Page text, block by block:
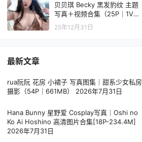
贝贝琪 Becky 黑发豹纹 主题
写真＋视频合集（25P｜1V｜1
62MB）
25年12月31日
最新文章
rua阮阮 花房 小裙子 写真图集｜甜系少女私房
摄影（54P｜661MB）
2026年7月31日
Hana Bunny 星野爱 Cosplay写真｜Oshi no
Ko Ai Hoshino 高清图片合集[18P-234.4M]
2026年7月31日